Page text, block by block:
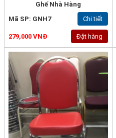
Ghế Nhà Hàng
Mã SP: GNH7
Chi tiết
279,000 VNĐ Đặt hàng